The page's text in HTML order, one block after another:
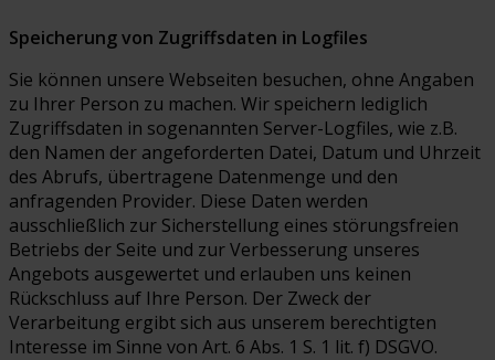
Speicherung von Zugriffsdaten in Logfiles
Sie können unsere Webseiten besuchen, ohne Angaben
zu Ihrer Person zu machen. Wir speichern lediglich
Zugriffsdaten in sogenannten Server-Logfiles, wie z.B.
den Namen der angeforderten Datei, Datum und Uhrzeit
des Abrufs, übertragene Datenmenge und den
anfragenden Provider. Diese Daten werden
ausschließlich zur Sicherstellung eines störungsfreien
Betriebs der Seite und zur Verbesserung unseres
Angebots ausgewertet und erlauben uns keinen
Rückschluss auf Ihre Person. Der Zweck der
Verarbeitung ergibt sich aus unserem berechtigten
Interesse im Sinne von Art. 6 Abs. 1 S. 1 lit. f) DSGVO.